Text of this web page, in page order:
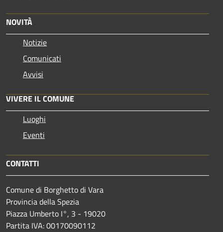
NOVITÀ
Notizie
Comunicati
Avvisi
VIVERE IL COMUNE
Luoghi
Eventi
CONTATTI
Comune di Borghetto di Vara
Provincia della Spezia
Piazza Umberto I°, 3 - 19020
Partita IVA: 00170090112